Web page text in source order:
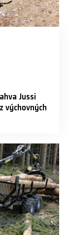
Jussi
výchovných